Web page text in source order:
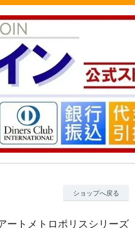
ショップへ戻る
ートメトロポリスシリーズ